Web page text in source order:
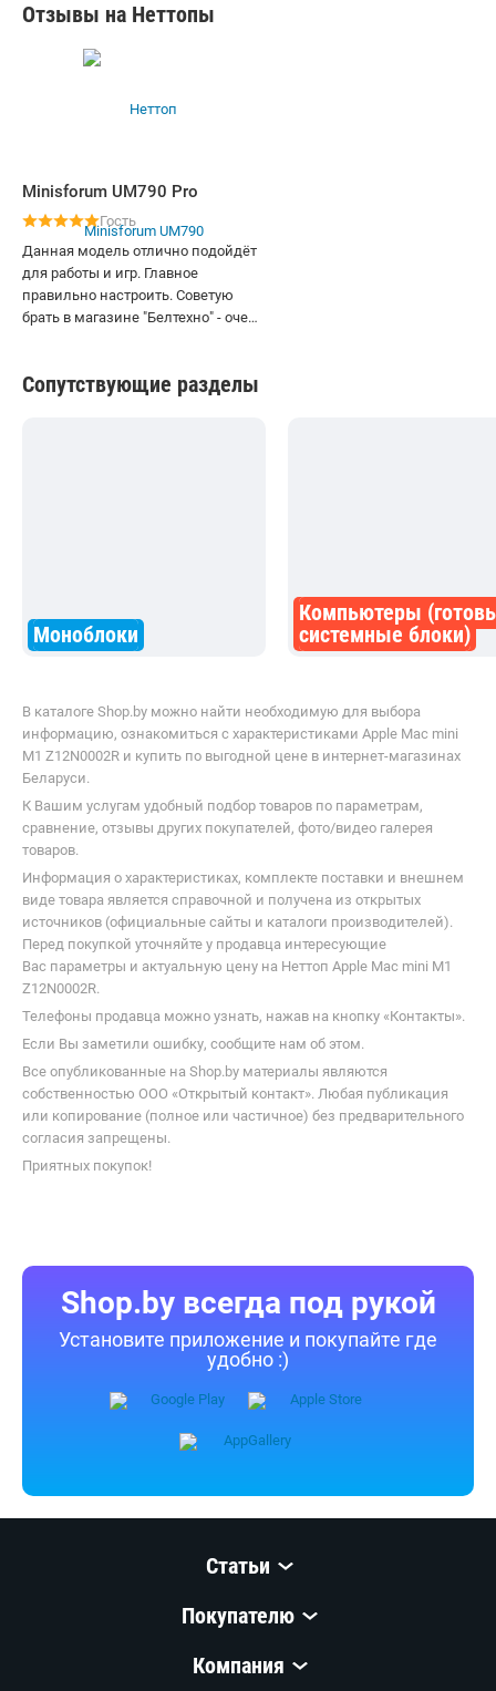
Отзывы на Неттопы
Minisforum UM790 Pro
Гость
Данная модель отлично подойдёт
для работы и игр. Главное
правильно настроить. Советую
брать в магазине "Белтехно" - очень
Сопутствующие разделы
Моноблоки
Компьютеры
системные блоки)
В каталоге Shop.by можно найти необходимую для выбора
информацию, ознакомиться с характеристиками Apple Mac mini
M1 Z12N0002R и купить по выгодной цене в интернет-магазинах
Беларуси.
К Вашим услугам удобный подбор товаров по параметрам,
сравнение, отзывы других покупателей, фото/видео галерея
товаров.
Информация о характеристиках, комплекте поставки и внешнем
виде товара является справочной и получена из открытых
источников (официальные сайты и каталоги производителей).
Перед покупкой уточняйте у продавца интересующие
Вас параметры и актуальную цену на Неттоп Apple Mac mini M1
Z12N0002R.
Телефоны продавца можно узнать, нажав на кнопку «Контакты».
Если Вы заметили ошибку, сообщите нам об этом.
Все опубликованные на Shop.by материалы являются
собственностью ООО «Открытый контакт». Любая публикация
или копирование (полное или частичное) без предварительного
согласия запрещены.
Приятных покупок!
Shop.by всегда под рукой
Установите приложение и покупайте где
удобно :)
Статьи
Покупателю
Компания